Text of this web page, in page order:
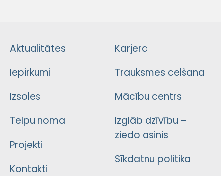
Aktualitātes
Iepirkumi
Izsoles
Telpu noma
Projekti
Kontakti
Karjera
Trauksmes celšana
Mācību centrs
Izglāb dzīvību –
ziedo asinis
Sīkdatņu politika